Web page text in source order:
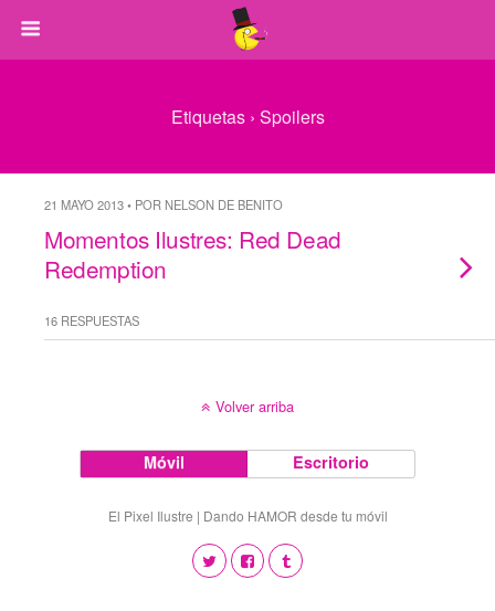
Etiquetas › Spoilers
21 MAYO 2013 • POR NELSON DE BENITO
Momentos Ilustres: Red Dead
Redemption
16 RESPUESTAS
Volver arriba
Móvil Escritorio
El Pixel Ilustre | Dando HAMOR desde tu móvil